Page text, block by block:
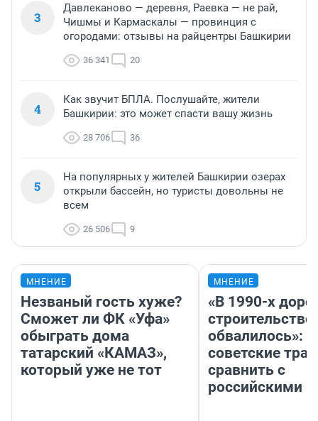
3
Давлеканово — деревня, Раевка — не рай,
Чишмы и Кармаскалы — провинция с
огородами: отзывы на райцентры Башкирии
36 341 20
4
Как звучит БПЛА. Послушайте, жители
Башкирии: это может спасти вашу жизнь
28 706 36
5
На популярных у жителей Башкирии озерах
открыли бассейн, но туристы довольны не
всем
26 506 9
МНЕНИЕ
Незваный гость хуже?
Сможет ли ФК «Уфа»
обыграть дома
татарский «КАМАЗ»,
который уже не тот
МНЕНИЕ
«В 1990-х
строительство
обвалилось»:
советские
сравнить с
российскими